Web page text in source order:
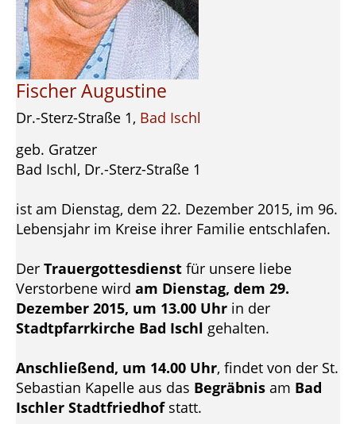
Fischer Augustine
Dr.-Sterz-Straße 1, Bad Ischl
geb. Gratzer
Bad Ischl, Dr.-Sterz-Straße 1
ist am Dienstag, dem 22. Dezember 2015, im 96.
Lebensjahr im Kreise ihrer Familie entschlafen.
Der Trauergottesdienst für unsere liebe
Verstorbene wird am Dienstag, dem 29.
Dezember 2015, um 13.00 Uhr in der
Stadtpfarrkirche Bad Ischl gehalten.
Anschließend, um 14.00 Uhr, findet von der St.
Sebastian Kapelle aus das Begräbnis am Bad
Ischler Stadtfriedhofstatt.